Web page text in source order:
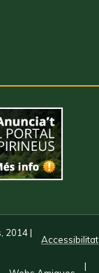
2014|
Accessibilitat
|